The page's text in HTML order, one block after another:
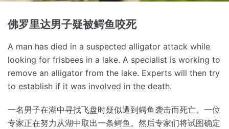
佛罗里达男子疑被鳄鱼咬死
A man has died in a suspected alligator attack while
looking for frisbees in a lake. A specialist is working to
remove an alligator from the lake. Experts will then try
to establish if it was involved in the death.
一名男子在湖中寻找飞盘时疑似遭到鳄鱼袭击而死亡。 一位
专家正在努力从湖中取出一条鳄鱼。 然后专家们将试图确定